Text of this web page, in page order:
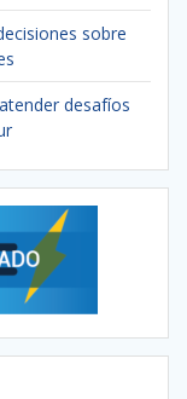
sobre
desafíos